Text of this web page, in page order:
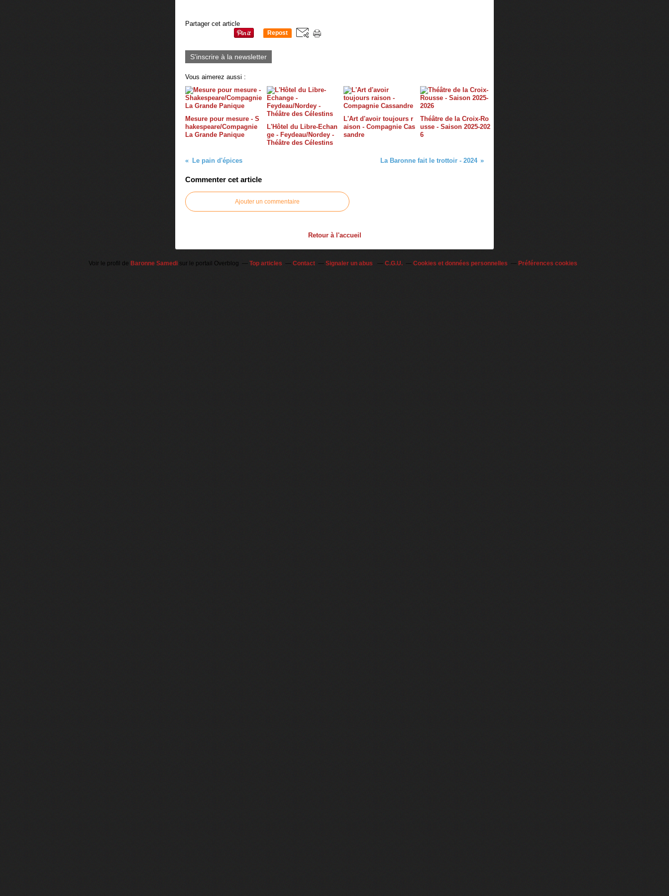
Partager cet article
Repost
S'inscrire à la newsletter
Vous aimerez aussi :
Mesure pour mesure - S
hakespeare/Compagnie
La Grande Panique
L'Hôtel du Libre-Echan
ge - Feydeau/Nordey -
Théâtre des Célestins
L'Art d'avoir toujours r
aison - Compagnie Cas
sandre
Théâtre de la Croix-Ro
usse - Saison 2025-202
6
Le pain d'épices La Baronne fait le trottoir - 2024
Commenter cet article
Ajouter un commentaire
Retour à l'accueil
Voir le profil de Baronne Samedi sur le portail Overblog Top articles Contact Signaler un abus C.G.U. Cookies et données personnelles Préférences cookies